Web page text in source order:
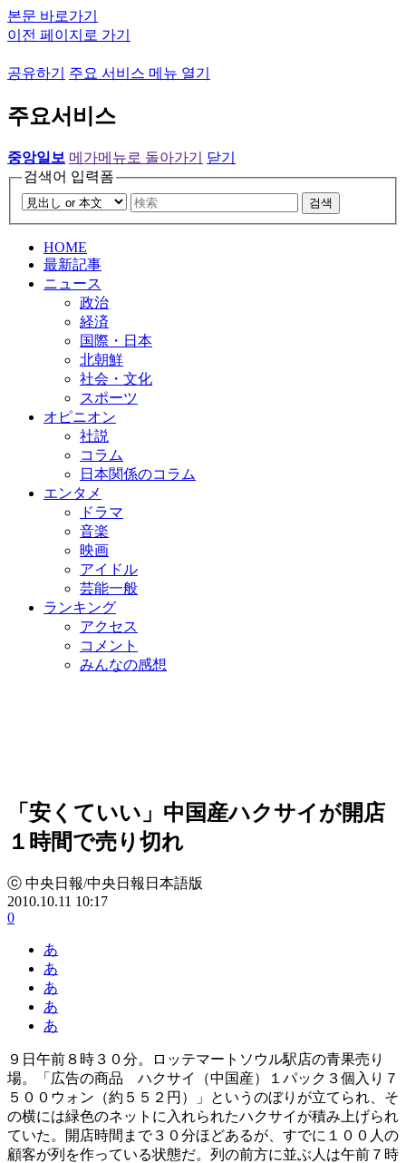
본문 바로가기
이전 페이지로 가기
공유하기 주요 서비스 메뉴 열기
주요서비스
중앙일보 메가메뉴로 돌아가기
닫기
검색어 입력폼
검색
HOME
最新記事
ニュース
政治
経済
国際・日本
北朝鮮
社会・文化
スポーツ
オピニオン
社説
コラム
日本関係のコラム
エンタメ
ドラマ
音楽
映画
アイドル
芸能一般
ランキング
アクセス
コメント
みんなの感想
「安くていい」中国産ハクサイが開店
１時間で売り切れ
ⓒ 中央日報/中央日報日本語版
2010.10.11 10:17
0
あ
あ
あ
あ
あ
９日午前８時３０分。ロッテマートソウル駅店の青果売り
場。「広告の商品 ハクサイ（中国産）１パック３個入り７
５００ウォン（約５５２円）」というのぼりが立てられ、そ
の横には緑色のネットに入れられたハクサイが積み上げられ
ていた。開店時間まで３０分ほどあるが、すでに１００人の
顧客が列を作っている状態だ。列の前方に並ぶ人は午前７時